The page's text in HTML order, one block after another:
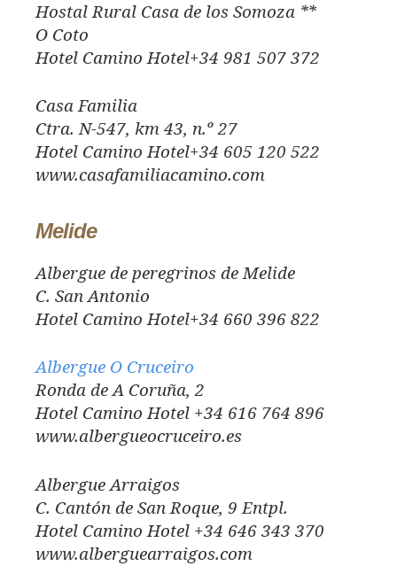
Hostal Rural Casa de los Somoza **
O Coto
Hotel Camino Hotel+34 981 507 372
Casa Familia
Ctra. N-547, km 43, n.º 27
Hotel Camino Hotel+34 605 120 522
www.casafamiliacamino.com
Melide
Albergue de peregrinos de Melide
C. San Antonio
Hotel Camino Hotel+34 660 396 822
Albergue O Cruceiro
Ronda de A Coruña, 2
Hotel Camino Hotel +34 616 764 896
www.albergueocruceiro.es
Albergue Arraigos
C. Cantón de San Roque, 9 Entpl.
Hotel Camino Hotel +34 646 343 370
www.alberguearraigos.com